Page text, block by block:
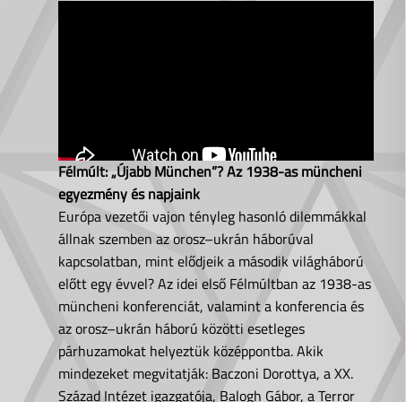
Félmúlt: „Újabb München”? Az 1938-as müncheni
egyezmény és napjaink
Európa vezetői vajon tényleg hasonló dilemmákkal
állnak szemben az orosz–ukrán háborúval
kapcsolatban, mint elődjeik a második világháború
előtt egy évvel? Az idei első Félmúltban az 1938-as
müncheni konferenciát, valamint a konferencia és
az orosz–ukrán háború közötti esetleges
párhuzamokat helyeztük középpontba. Akik
mindezeket megvitatják: Baczoni Dorottya, a XX.
Század Intézet igazgatója, Balogh Gábor, a Terror